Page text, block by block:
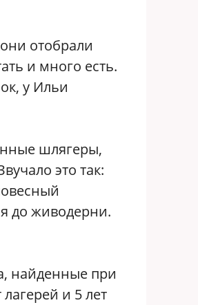
отобрали
и много есть.
у Ильи
шлягеры,
это так:
до живодерни.
найденные при
и 5 лет